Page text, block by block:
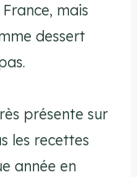
mais
dessert
présente sur
les recettes
année en